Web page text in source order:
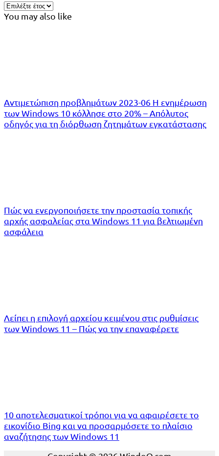
You may also like
Αντιμετώπιση προβλημάτων 2023-06 Η ενημέρωση
των Windows 10 κόλλησε στο 20% – Απόλυτος
οδηγός για τη διόρθωση ζητημάτων εγκατάστασης
Πώς να ενεργοποιήσετε την προστασία τοπικής
αρχής ασφαλείας στα Windows 11 για βελτιωμένη
ασφάλεια
Λείπει η επιλογή αρχείου κειμένου στις ρυθμίσεις
των Windows 11 – Πώς να την επαναφέρετε
10 αποτελεσματικοί τρόποι για να αφαιρέσετε το
εικονίδιο Bing και να προσαρμόσετε το πλαίσιο
αναζήτησης των Windows 11